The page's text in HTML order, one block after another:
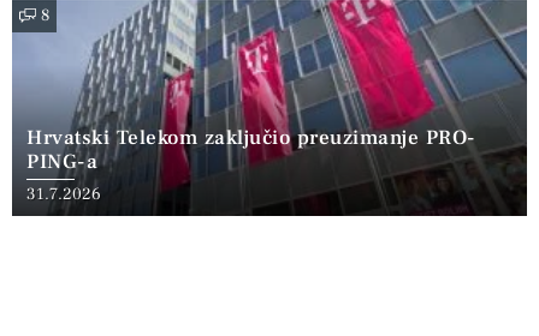
8
Hrvatski Telekom zaključio preuzimanje PRO-
PING-a
31.7.2026